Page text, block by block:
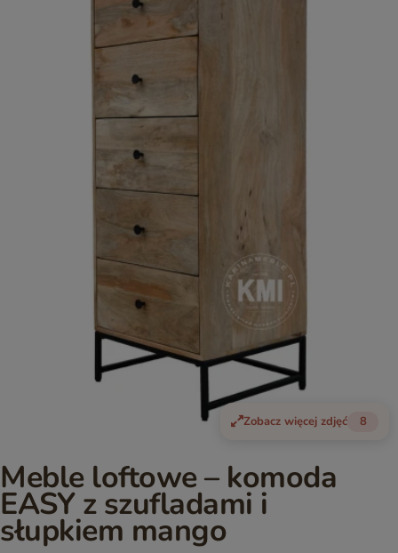
Zobacz więcej zdjęć 8
Meble loftowe – komoda
EASY z szufladami i
słupkiem mango